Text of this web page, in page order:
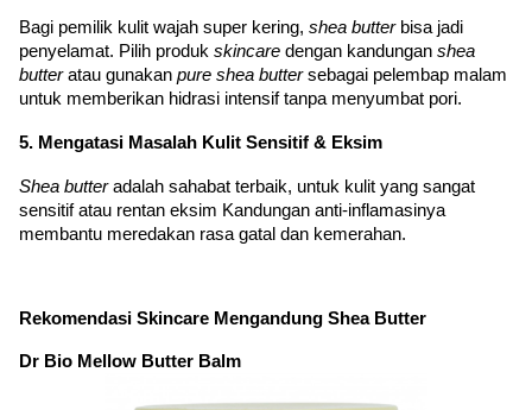
Bagi pemilik kulit wajah super kering, shea butter bisa jadi
penyelamat. Pilih produk skincare dengan kandungan shea
butter atau gunakan pure shea butter sebagai pelembap malam
untuk memberikan hidrasi intensif tanpa menyumbat pori.
5. Mengatasi Masalah Kulit Sensitif & Eksim
Shea butter adalah sahabat terbaik, untuk kulit yang sangat
sensitif atau rentan eksim Kandungan anti-inflamasinya
membantu meredakan rasa gatal dan kemerahan.
Rekomendasi Skincare Mengandung Shea Butter
Dr Bio Mellow Butter Balm